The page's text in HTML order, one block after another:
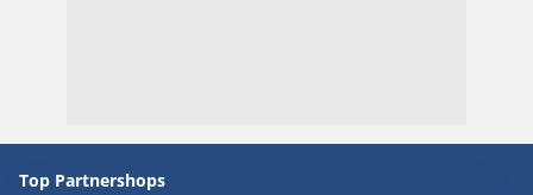
Top Partnershops